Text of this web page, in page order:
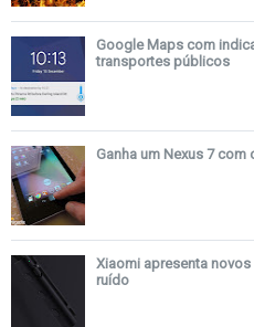
Google Maps com
transportes públicos
Ganha um Nexus 7
Xiaomi apresenta
ruído